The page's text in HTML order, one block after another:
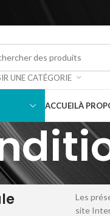
UNE CATÉGORIE
ACCUEILÀ
Les
site